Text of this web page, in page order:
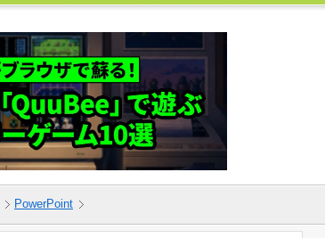
PowerPoint